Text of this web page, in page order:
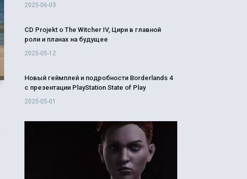
2025-06-03
CD Projekt о The Witcher IV, Цири в главной
роли и планах на будущее
2025-05-12
Новый геймплей и подробности Borderlands 4
с презентации PlayStation State of Play
2025-05-01